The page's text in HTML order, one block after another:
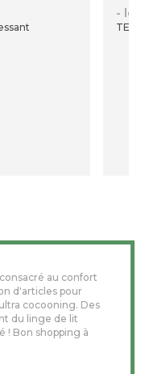
- le
au confort
d'articles pour
cocooning. Des
du linge de lit
! Bon shopping à